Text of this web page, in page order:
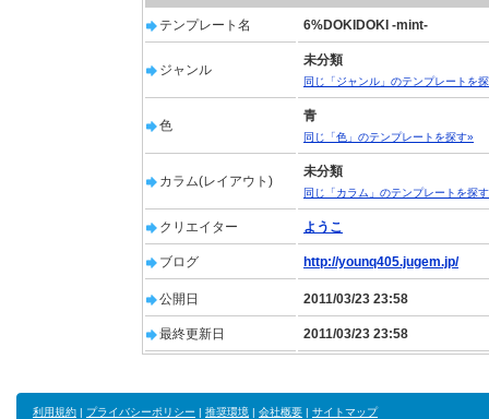
テンプレート名 6%DOKIDOKI -mint-
ジャンル
未分類
同じ「ジャンル」のテンプレートを
色
青
同じ「色」のテンプレートを探す»
カラム(レイアウト)
未分類
同じ「カラム」のテンプレートを探
クリエイター ようこ
ブログ http://younq405.jugem.jp/
公開日 2011/03/23 23:58
最終更新日 2011/03/23 23:58
利用規約 | プライバシーポリシー | 推奨環境 | 会社概要 | サイトマップ